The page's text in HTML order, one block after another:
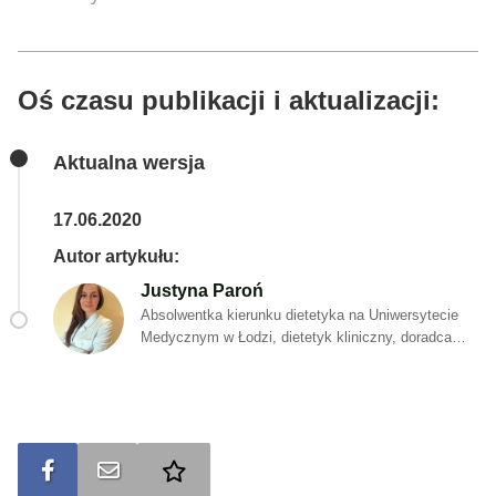
Oś czasu publikacji i aktualizacji:
Aktualna wersja
17.06.2020
Autor artykułu:
Justyna Paroń
Absolwentka kierunku dietetyka na Uniwersytecie
Medycznym w Łodzi, dietetyk kliniczny, doradca
metabolicznymi oraz chorobami z autoagresji.
Stawia na kompleksową opiekę, która obejmuje
Udostępnij na FBWyślij na e-mail